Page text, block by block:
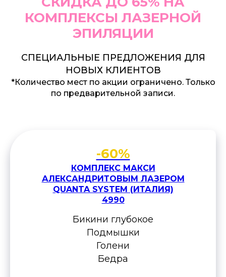
КОМПЛЕКСЫ ЛАЗЕРНОЙ
ЭПИЛЯЦИИ
СПЕЦИАЛЬНЫЕ ПРЕДЛОЖЕНИЯ ДЛЯ
НОВЫХ КЛИЕНТОВ
*Количество мест по акции ограничено. Только
по предварительной записи.
-60%
КОМПЛЕКС МАКСИ
АЛЕКСАНДРИТОВЫМ ЛАЗЕРОМ
QUANTA SYSTEM (ИТАЛИЯ)
4990
Бикини глубокое
Подмышки
Голени
Бедра